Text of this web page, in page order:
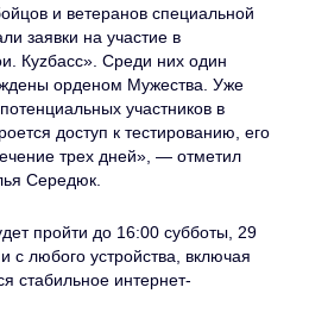
и ветеранов специальной
заявки на участие в
Куzбасс». Среди них один
орденом Мужества. Уже
участников в
доступ к тестированию, его
трех дней», — отметил
Середюк.
пройти до 16:00 субботы, 29
с любого устройства, включая
стабильное интернет-